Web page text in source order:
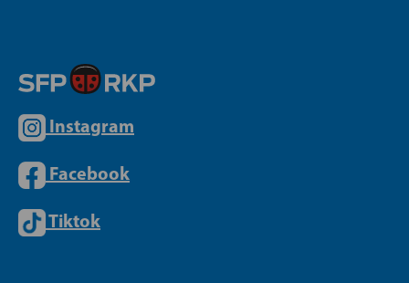
Instagram
Facebook
Tiktok